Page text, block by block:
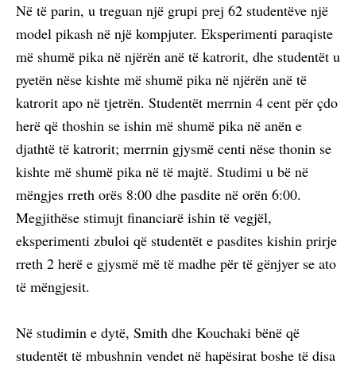
Në të parin, u treguan një grupi prej 62 studentëve një
model pikash në një kompjuter. Eksperimenti paraqiste
më shumë pika në njërën anë të katrorit, dhe studentët u
pyetën nëse kishte më shumë pika në njërën anë të
katrorit apo në tjetrën. Studentët merrnin 4 cent për çdo
herë që thoshin se ishin më shumë pika në anën e
djathtë të katrorit; merrnin gjysmë centi nëse thonin se
kishte më shumë pika në të majtë. Studimi u bë në
mëngjes rreth orës 8:00 dhe pasdite në orën 6:00.
Megjithëse stimujt financiarë ishin të vegjël,
eksperimenti zbuloi që studentët e pasdites kishin prirje
rreth 2 herë e gjysmë më të madhe për të gënjyer se ato
të mëngjesit.
Në studimin e dytë, Smith dhe Kouchaki bënë që
studentët të mbushnin vendet në hapësirat boshe të disa